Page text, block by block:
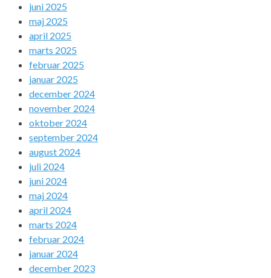
juni 2025
maj 2025
april 2025
marts 2025
februar 2025
januar 2025
december 2024
november 2024
oktober 2024
september 2024
august 2024
juli 2024
juni 2024
maj 2024
april 2024
marts 2024
februar 2024
januar 2024
december 2023